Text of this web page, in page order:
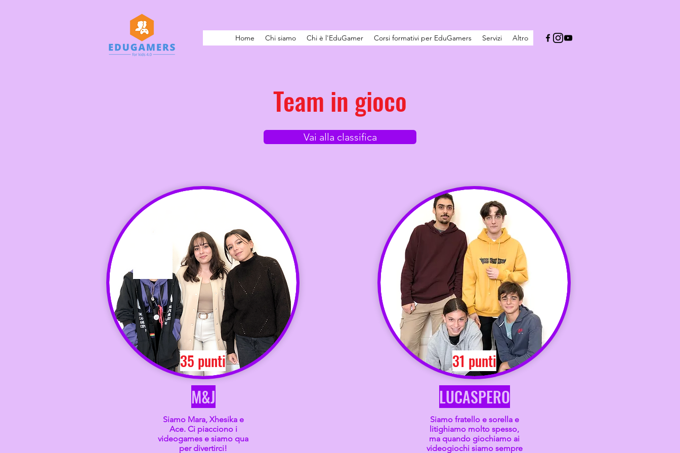
Home Chi siamo Chi è l'EduGamer Corsi formativi per EduGamers Servizi Altro
Team in gioco
Vai alla classifica
31 punti
LUCASPERO
Siamo fratello e sorella e
litighiamo molto spesso,
ma quando giochiamo ai
videogiochi siamo sempre
35 punti
M&J
Siamo Mara, Xhesika e
Ace. Ci piacciono i
videogames e siamo qua
per divertirci!